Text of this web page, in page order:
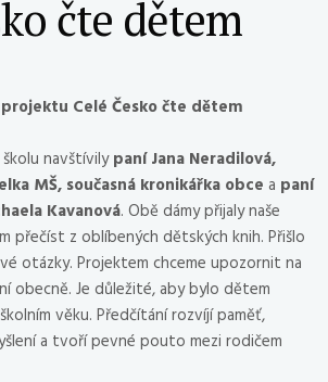
čte dětem
Celé Česko čte dětem
navštívilypaní Jana Neradilová,
MŠ, současná kronikářka obce a paní
Kavanová. Obě dámy přijaly naše
přečíst z oblíbených dětských knih. Přišlo
otázky. Projektem chceme upozornit na
obecně. Je důležité, aby bylo dětem
věku. Předčítání rozvíjí paměť,
a tvoří pevné pouto mezi rodičem